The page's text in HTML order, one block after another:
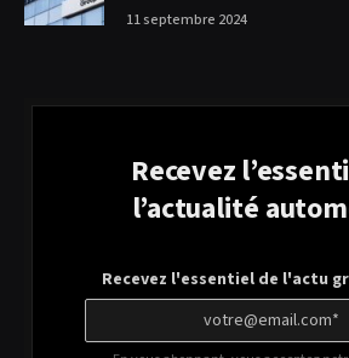
11 septembre 2024
Recevez
l’actualité
Recevez l'essentiel de l'actu